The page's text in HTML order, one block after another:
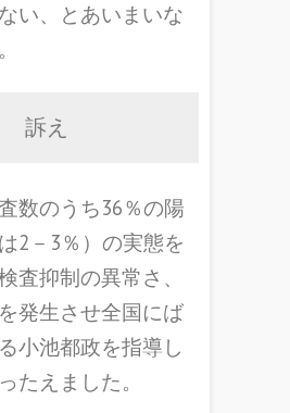
い、とあいまいな
訴え
数のうち36％の陽
2－3％）の実態を
査抑制の異常さ、
発生させ全国にば
小池都政を指導し
たえました。